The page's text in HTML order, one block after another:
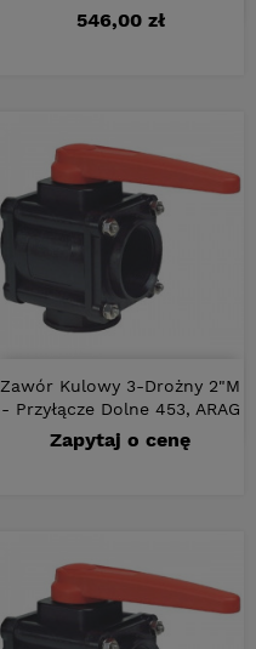
Cena
546,00 zł
Zawór Kulowy 3-Drożny 2"M
- Przyłącze Dolne 453, ARAG
Zapytaj o cenę